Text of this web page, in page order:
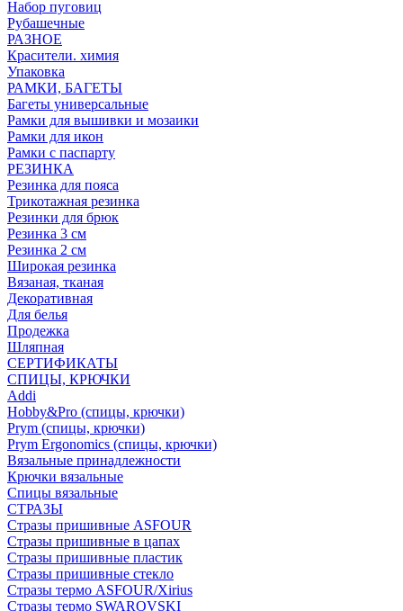
Набор пуговиц
Рубашечные
РАЗНОЕ
Красители. химия
Упаковка
РАМКИ, БАГЕТЫ
Багеты универсальные
Рамки для вышивки и мозаики
Рамки для икон
Рамки с паспарту
РЕЗИНКА
Резинка для пояса
Трикотажная резинка
Резинки для брюк
Резинка 3 см
Резинка 2 см
Широкая резинка
Вязаная, тканая
Декоративная
Для белья
Продежка
Шляпная
СЕРТИФИКАТЫ
СПИЦЫ, КРЮЧКИ
Addi
Hobby&Pro (спицы, крючки)
Prym (спицы, крючки)
Prym Ergonomics (спицы, крючки)
Вязальные принадлежности
Крючки вязальные
Спицы вязальные
СТРАЗЫ
Стразы пришивные ASFOUR
Стразы пришивные в цапах
Стразы пришивные пластик
Стразы пришивные стекло
Стразы термо ASFOUR/Xirius
Стразы термо SWAROVSKI